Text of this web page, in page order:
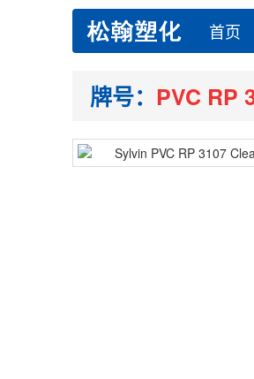
首页
牌号： PVC RP